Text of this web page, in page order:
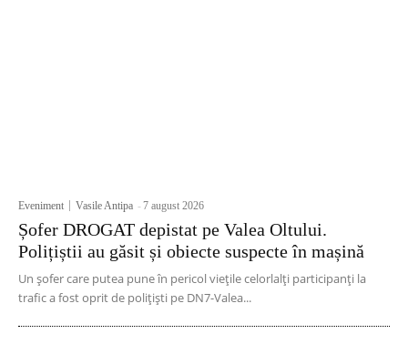
Eveniment Vasile Antipa -7 august 2026
Șofer DROGAT depistat pe Valea Oltului.
Polițiștii au găsit și obiecte suspecte în mașină
Un șofer care putea pune în pericol viețile celorlalți participanți la
trafic a fost oprit de polițiști pe DN7-Valea...